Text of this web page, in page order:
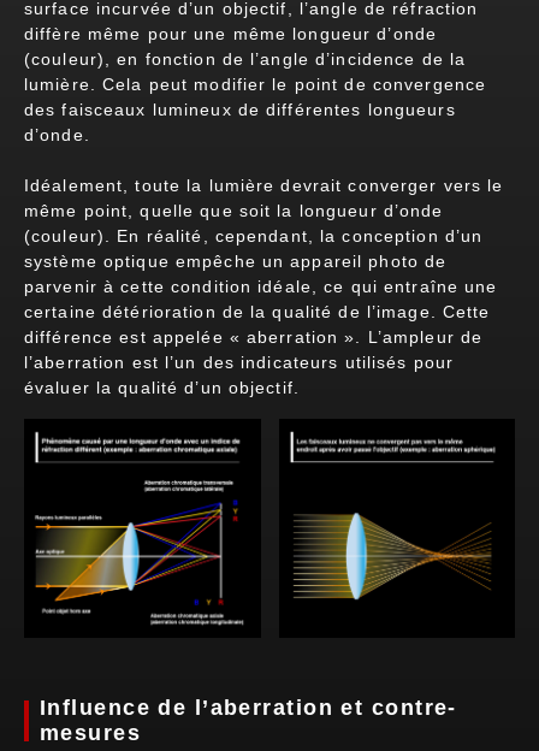
surface incurvée d’un objectif, l’angle de réfraction
diffère même pour une même longueur d’onde
(couleur), en fonction de l’angle d’incidence de la
lumière. Cela peut modifier le point de convergence
des faisceaux lumineux de différentes longueurs
d’onde.
Idéalement, toute la lumière devrait converger vers le
même point, quelle que soit la longueur d’onde
(couleur). En réalité, cependant, la conception d’un
système optique empêche un appareil photo de
parvenir à cette condition idéale, ce qui entraîne une
certaine détérioration de la qualité de l’image. Cette
différence est appelée « aberration ». L’ampleur de
l’aberration est l’un des indicateurs utilisés pour
évaluer la qualité d’un objectif.
Influence de l’aberration et contre-
mesures